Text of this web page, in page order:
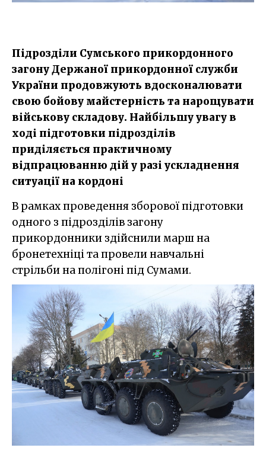
Підрозділи Сумського прикордонного
загону Держаної прикордонної служби
України продовжують вдосконалювати
свою бойову майстерність та нарощувати
військову складову. Найбільшу увагу в
ході підготовки підрозділів
приділяється практичному
відпрацюванню дій у разі ускладнення
ситуації на кордоні
В рамках проведення зборової підготовки
одного з підрозділів загону
прикордонники здійснили марш на
бронетехніці та провели навчальні
стрільби на полігоні під Сумами.